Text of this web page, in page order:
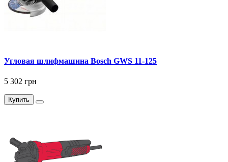
Угловая шлифмашина Bosch GWS 11-125
5 302 грн
Купить